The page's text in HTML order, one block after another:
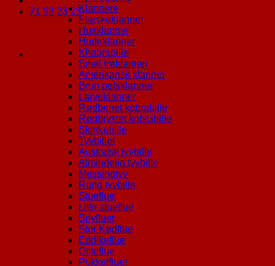
71 99 23 23Klannere
Flæskeklanner
Husklanner
Hudeklanner
Khabrabille
Smal frøklanner
Amerikansk klanner
Brun pelsklanner
Larveklanner
Rødbenet kobrabille
Rødbrystet kobrabille
Skinkebille
Tyvbiller
Australsk tyvbille
Almindelig tyvbille
Messingtyv
Rund tyvbille
Stueflue
Lille stueflue
Spyfluer
Stor Kødflue
Eddikeflue
Osteflue
Pukkelfluer